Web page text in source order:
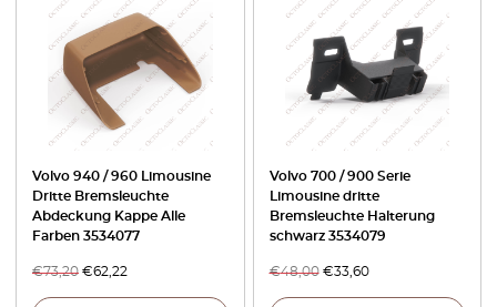
Volvo 940 / 960 Limousine
Dritte Bremsleuchte
Abdeckung Kappe Alle
Farben 3534077
€73,20 €62,22
Volvo 700 / 900 Serie
Limousine dritte
Bremsleuchte Halterung
schwarz 3534079
€48,00 €33,60